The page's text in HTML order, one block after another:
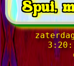
Spui,